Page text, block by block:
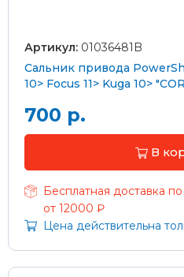
Артикул: 01036481B
Сальник привода
10> Focus 11> Kuga 10>
700 р.
В
Бесплатная доставка
от 12000 ₽
Цена действительна